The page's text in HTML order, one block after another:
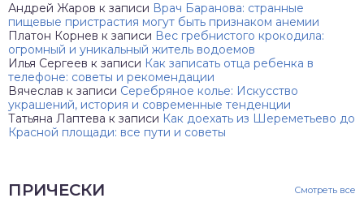
Андрей Жаров к записи Врач Баранова: странные
пищевые пристрастия могут быть признаком анемии
Платон Корнев к записи Вес гребнистого крокодила:
огромный и уникальный житель водоемов
Илья Сергеев к записи Как записать отца ребенка в
телефоне: советы и рекомендации
Вячеслав к записи Серебряное колье: Искусство
украшений, история и современные тенденции
Татьяна Лаптева к записи Как доехать из Шереметьево до
Красной площади: все пути и советы
ПРИЧЕСКИ Смотреть все